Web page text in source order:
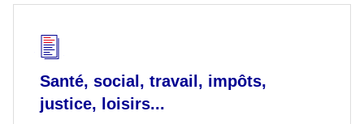
Santé, social, travail, impôts,
justice, loisirs...